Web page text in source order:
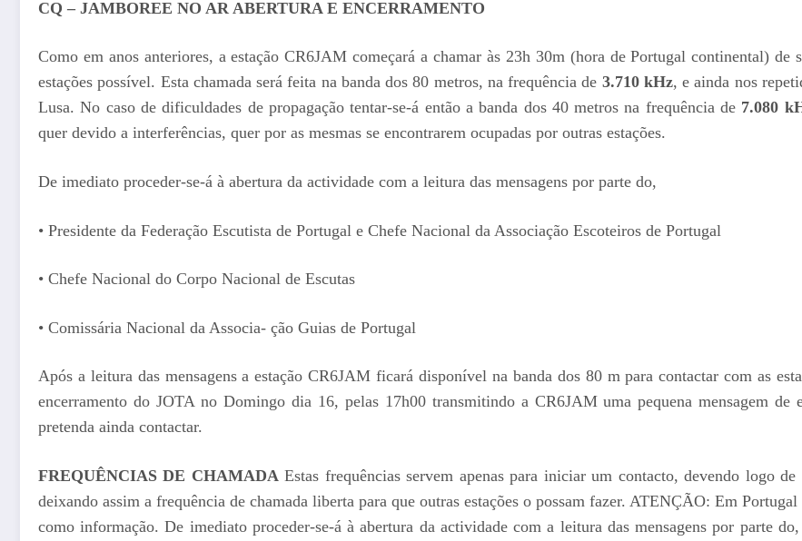
CQ – JAMBOREE NO AR ABERTURA E ENCERRAMENTO
Como em anos anteriores, a estação CR6JAM começará a chamar às 23h 30m (hora de Portugal continental)
estações possível. Esta chamada será feita na banda dos 80 metros, na frequência de 3.710 kHz, e ainda nos
Lusa. No caso de dificuldades de propagação tentar-se-á então a banda dos 40 metros na frequência de 7.080
quer devido a interferências, quer por as mesmas se encontrarem ocupadas por outras estações.
De imediato proceder-se-á à abertura da actividade com a leitura das mensagens por parte do,
• Presidente da Federação Escutista de Portugal e Chefe Nacional da Associação Escoteiros de Portugal
• Chefe Nacional do Corpo Nacional de Escutas
• Comissária Nacional da Associa- ção Guias de Portugal
Após a leitura das mensagens a estação CR6JAM ficará disponível na banda dos 80 m para contactar com as
encerramento do JOTA no Domingo dia 16, pelas 17h00 transmitindo a CR6JAM uma pequena mensagem
pretenda ainda contactar.
FREQUÊNCIAS DE CHAMADA Estas frequências servem apenas para iniciar um contacto, devendo logo
deixando assim a frequência de chamada liberta para que outras estações o possam fazer. ATENÇÃO: Em
como informação. De imediato proceder-se-á à abertura da actividade com a leitura das mensagens por parte